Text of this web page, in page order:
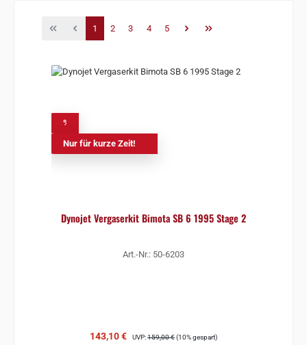
Seite
1 Seite
2 Seite
3 Seite
4 Seite
5
Nur für kurze Zeit!
Dynojet Vergaserkit Bimota SB 6 1995 Stage 2
Art.-Nr.: 50-6203
Verkaufspreis:
143,10 € Regulärer Preis:
UVP:159,00 €(10% gespart)